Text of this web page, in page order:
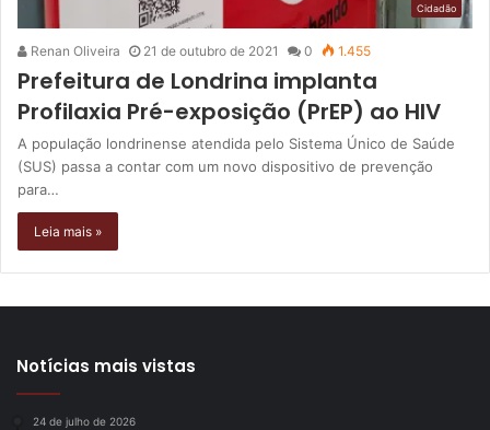
Cidadão
Renan Oliveira 21 de outubro de 2021 0 1.455
Prefeitura de Londrina implanta
Profilaxia Pré-exposição (PrEP) ao HIV
A população londrinense atendida pelo Sistema Único de Saúde
(SUS) passa a contar com um novo dispositivo de prevenção
para…
Leia mais »
Notícias mais vistas
24 de julho de 2026